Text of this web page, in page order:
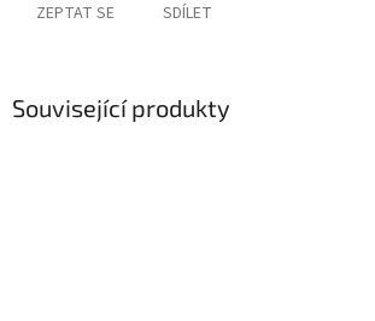
ZEPTAT SE SDÍLET
Související produkty